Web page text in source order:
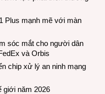
Plus mạnh mẽ với màn
sóc mắt cho người dân
và Orbis
chip xử lý an ninh mạng
giới năm 2026